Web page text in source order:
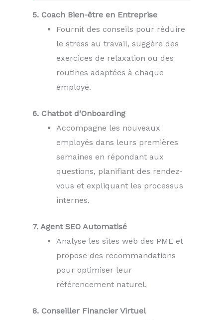
5. Coach Bien-être en Entreprise
Fournit des conseils pour réduire
le stress au travail, suggère des
exercices de relaxation ou des
routines adaptées à chaque
employé.
6. Chatbot d’Onboarding
Accompagne les nouveaux
employés dans leurs premières
semaines en répondant aux
questions, planifiant des rendez-
vous et expliquant les processus
internes.
7. Agent SEO Automatisé
Analyse les sites web des PME et
propose des recommandations
pour optimiser leur
référencement naturel.
8. Conseiller Financier Virtuel